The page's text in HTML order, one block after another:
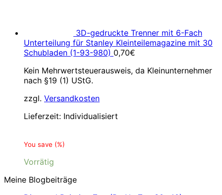
3D-gedruckte Trenner mit 6-Fach
Unterteilung für Stanley Kleinteilemagazine mit 30
Schubladen (1-93-980) 0,70€
Kein Mehrwertsteuerausweis, da Kleinunternehmer
nach §19 (1) UStG.
zzgl. Versandkosten
Lieferzeit: Individualisiert
You save (%)
Vorrätig
Meine Blogbeiträge